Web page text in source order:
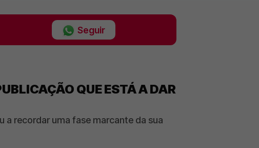
Seguir
QUE ESTÁ A DAR
recordar uma fase marcante da sua